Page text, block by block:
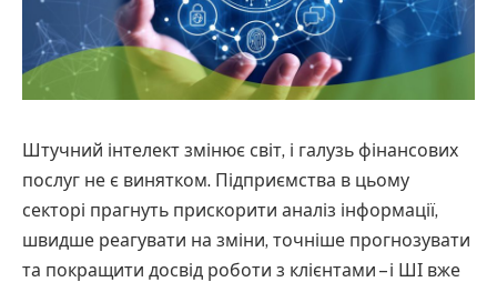
Штучний інтелект змінює світ, і галузь фінансових
послуг не є винятком. Підприємства в цьому
секторі прагнуть прискорити аналіз інформації,
швидше реагувати на зміни, точніше прогнозувати
та покращити досвід роботи з клієнтами – і ШІ вже